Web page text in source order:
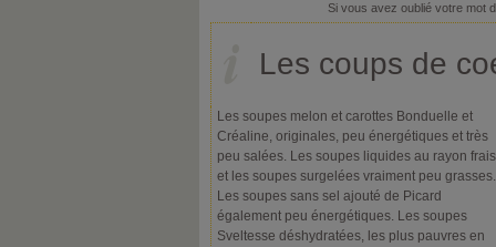
Si vous avez oublié votre mot
Les coups de
Les soupes melon et carottes Bonduelle et
Créaline, originales, peu énergétiques et très
peu salées. Les soupes liquides au rayon frais
et les soupes surgelées vraiment peu grasses.
Les soupes sans sel ajouté de Picard
également peu énergétiques. Les soupes
Sveltesse déshydratées, les plus pauvres en